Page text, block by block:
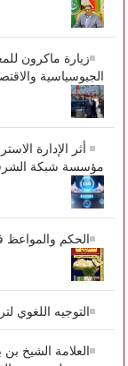
زيارة ماكرون
الجيوسياسية
أثر الإدارة
مؤسسة شبكة
الحكم والمواعظ
التوجيه اللغوي
العلامة الشيخ